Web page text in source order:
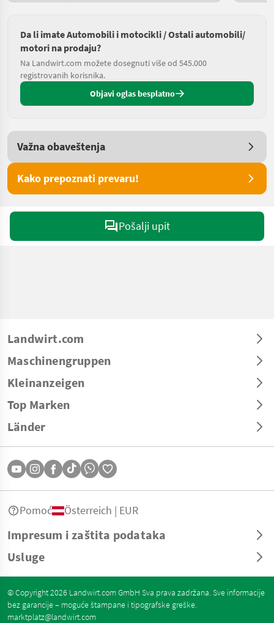
Da li imate Automobili i motocikli / Ostali automobili/
motori na prodaju?
Na Landwirt.com možete dosegnuti više od 545.000
registrovanih korisnika.
Objavi oglas besplatno
Važna obaveštenja
Kako prepoznati prevaru!
Pošalji upit
Landwirt.com
Maschinengruppen
Kleinanzeigen
Top Marken
Länder
Impresum i zaštita podataka
Usluge
Pomoć Österreich | EUR
© Copyright 2026 Landwirt.com GmbH Sva prava zadržana. Sve informacije
bez garancije – moguće štampane i tipografske greške.
marktplatz@landwirt.com